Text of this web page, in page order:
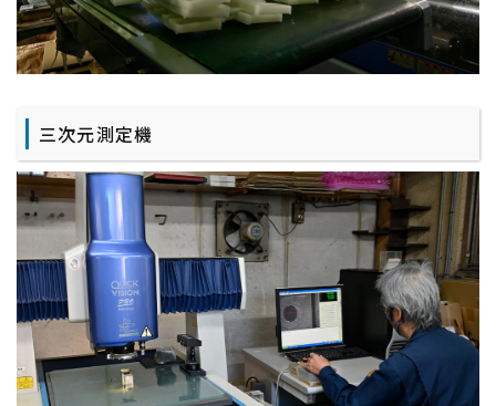
三次元測定機